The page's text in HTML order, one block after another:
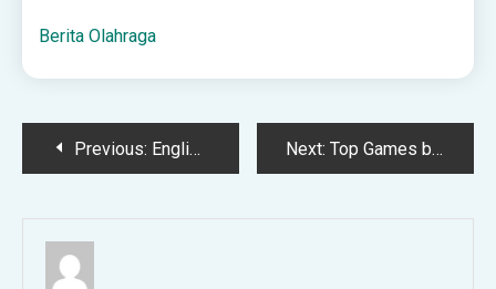
Berita Olahraga
PostPrevious: English. homework 27.04.2023 – Արփի Խալաթյանի բլոգ Next: Top Games by RTP, Features, and More